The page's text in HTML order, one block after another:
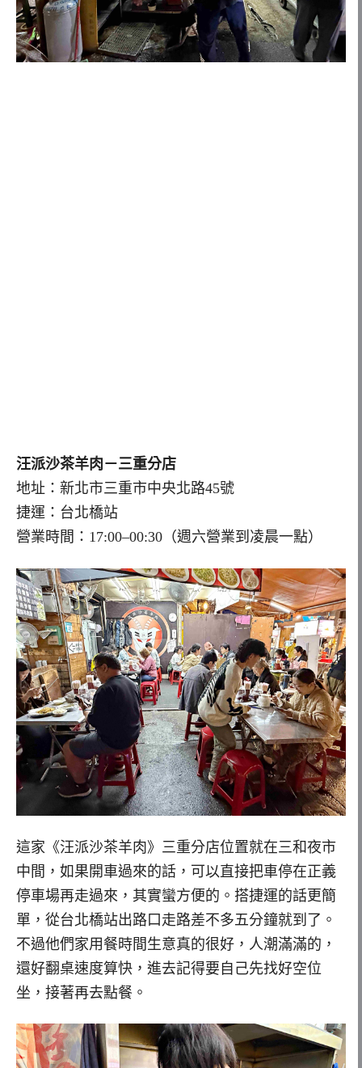
汪派沙茶羊肉－三重分店
地址：新北市三重市中央北路45號
捷運：台北橋站
營業時間：17:00–00:30（週六營業到凌晨一點）
這家《汪派沙茶羊肉》三重分店位置就在三和夜市
中間，如果開車過來的話，可以直接把車停在正義
停車場再走過來，其實蠻方便的。搭捷運的話更簡
單，從台北橋站出路口走路差不多五分鐘就到了。
不過他們家用餐時間生意真的很好，人潮滿滿的，
還好翻桌速度算快，進去記得要自己先找好空位
坐，接著再去點餐。